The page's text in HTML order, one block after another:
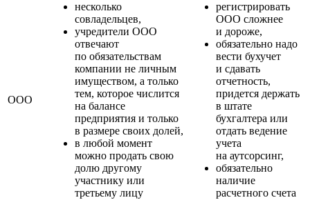
ООО
несколько
совладельцев,
учредители ООО
отвечают
по обязательствам
компании не личным
имуществом, а только
тем, которое числится
на балансе
предприятия и только
в размере своих долей,
в любой момент
можно продать свою
долю другому
участнику или
третьему лицу
регистрировать
ООО сложнее
и дороже,
обязательно надо
вести бухучет
и сдавать
отчетность,
придется держать
в штате
бухгалтера или
отдать ведение
учета
на аутсорсинг,
обязательно
наличие
расчетного счета